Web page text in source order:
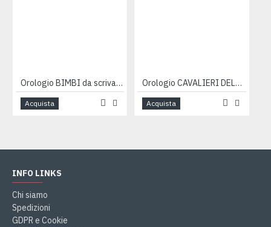
Orologio BIMBI da scrivania
Acquista
Orologio CAVALIERI DELLO ZODIACO
Acquista
INFO LINKS
Chi siamo
Spedizioni
GDPR e Cookie